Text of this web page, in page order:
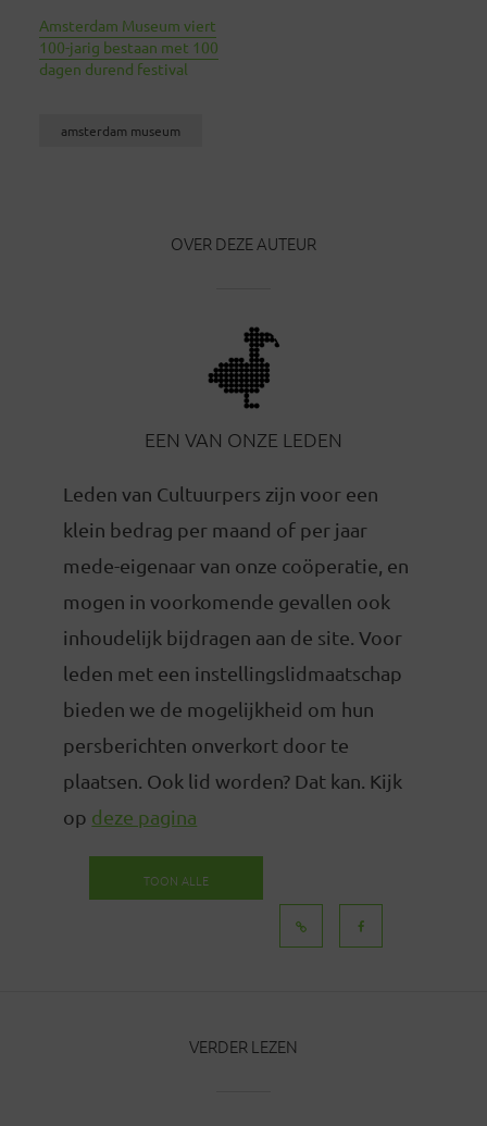
Amsterdam Museum viert
100-jarig bestaan met 100
dagen durend festival
amsterdam museum
OVER DEZE AUTEUR
EEN VAN ONZE LEDEN
Leden van Cultuurpers zijn voor een
klein bedrag per maand of per jaar
mede-eigenaar van onze coöperatie, en
mogen in voorkomende gevallen ook
inhoudelijk bijdragen aan de site. Voor
leden met een instellingslidmaatschap
bieden we de mogelijkheid om hun
persberichten onverkort door te
plaatsen. Ook lid worden? Dat kan. Kijk
op deze pagina
TOON ALLE
VERDER LEZEN